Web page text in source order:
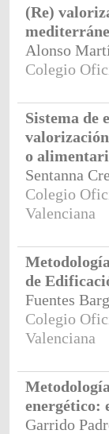
(Re)
Alonso
Colegio
Sistema de
o
Sentanna
Colegio
Valenciana
de
Fuentes
Colegio
Valenciana
energético:
Garrido